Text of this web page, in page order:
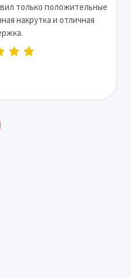
только положительные
накрутка и отличная